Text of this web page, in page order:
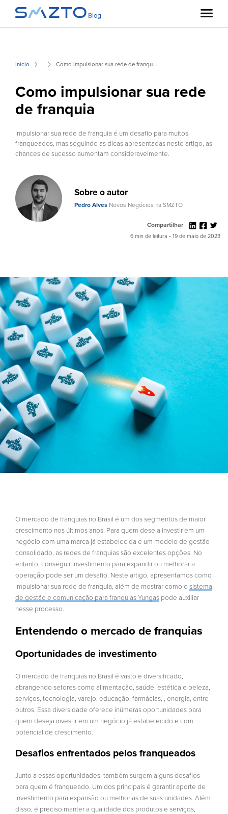
Início Como impulsionar sua rede de franqu...
Como impulsionar sua rede
de franquia
Impulsionar sua rede de franquia é um desafio para muitos
franqueados, mas seguindo as dicas apresentadas neste artigo, as
chances de sucesso aumentam consideravelmente.
Sobre o autor
Pedro AlvesNovos Negócios na SMZTO
Compartilhar
6 min de leitura • 19 de maio de 2023
O mercado de franquias no Brasil é um dos segmentos de maior
crescimento nos últimos anos. Para quem deseja investir em um
negócio com uma marca já estabelecida e um modelo de gestão
consolidado, as redes de franquias são excelentes opções. No
entanto, conseguir investimento para expandir ou melhorar a
operação pode ser um desafio. Neste artigo, apresentamos como
impulsionar sua rede de franquia, além de mostrar como o sistema
de gestão e comunicação para franquias Yungas pode auxiliar
nesse processo.
Entendendo o mercado de franquias
Oportunidades de investimento
O mercado de franquias no Brasil é vasto e diversificado,
abrangendo setores como alimentação, saúde, estética e beleza,
serviços, tecnologia, varejo, educação, farmácias, , energia, entre
outros. Essa diversidade oferece inúmeras oportunidades para
quem deseja investir em um negócio já estabelecido e com
potencial de crescimento.
Desafios enfrentados pelos franqueados
Junto a essas oportunidades, também surgem alguns desafios
para quem é franqueado. Um dos principais é garantir aporte de
investimento para expansão ou melhorias de suas unidades. Além
disso, é preciso manter a qualidade dos produtos e serviços,